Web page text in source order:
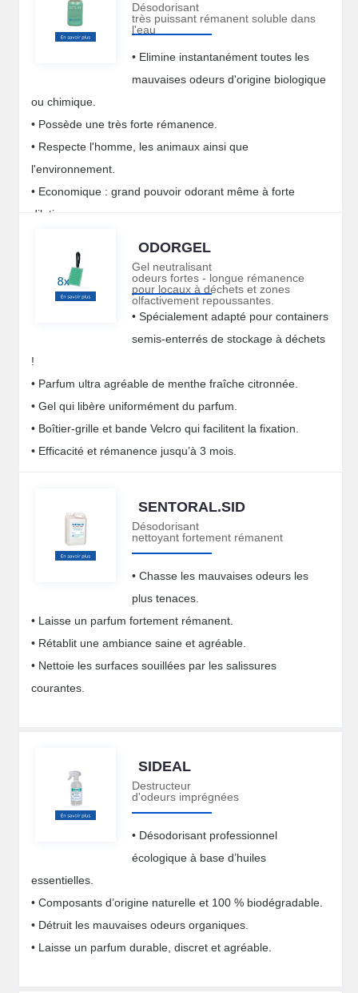
Désodorisant
très puissant rémanent soluble dans
l'eau
• Elimine instantanément toutes les
mauvaises odeurs d'origine biologique
ou chimique.
• Possède une très forte rémanence.
• Respecte l'homme, les animaux ainsi que
l'environnement.
• Economique : grand pouvoir odorant même à forte
dilution.
ODORGEL
Gel neutralisant
odeurs fortes - longue rémanence
pour locaux à déchets et zones
olfactivement repoussantes.
• Spécialement adapté pour containers
semis-enterrés de stockage à déchets
!
• Parfum ultra agréable de menthe fraîche citronnée.
• Gel qui libère uniformément du parfum.
• Boîtier-grille et bande Velcro qui facilitent la fixation.
• Efficacité et rémanence jusqu’à 3 mois.
SENTORAL.SID
Désodorisant
nettoyant fortement rémanent
• Chasse les mauvaises odeurs les
plus tenaces.
• Laisse un parfum fortement rémanent.
• Rétablit une ambiance saine et agréable.
• Nettoie les surfaces souillées par les salissures
courantes.
SIDEAL
Destructeur
d'odeurs imprégnées
• Désodorisant professionnel
écologique à base d’huiles
essentielles.
• Composants d’origine naturelle et 100 % biodégradable.
• Détruit les mauvaises odeurs organiques.
• Laisse un parfum durable, discret et agréable.